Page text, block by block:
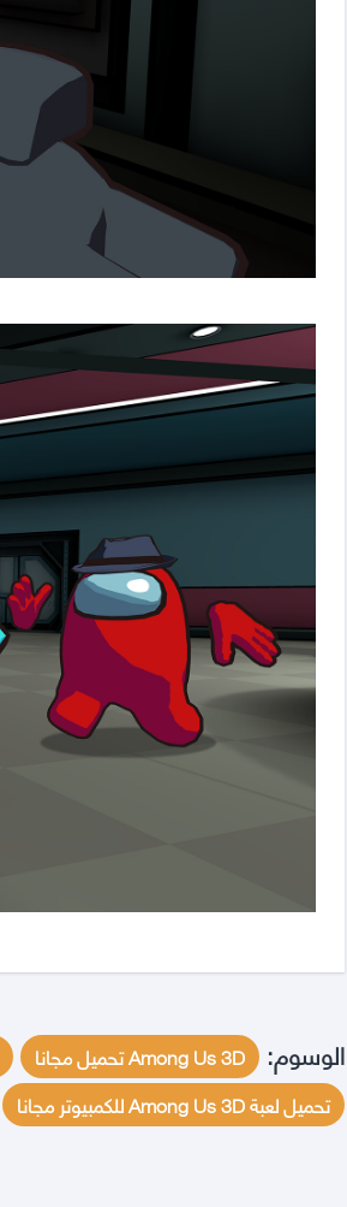
الوسوم: Among Us 3D تحميل مجانا
تحميل لعبة Among Us 3D للكمبيوتر مجانا